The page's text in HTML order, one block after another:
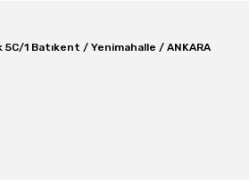
1 Batıkent / Yenimahalle / ANKARA